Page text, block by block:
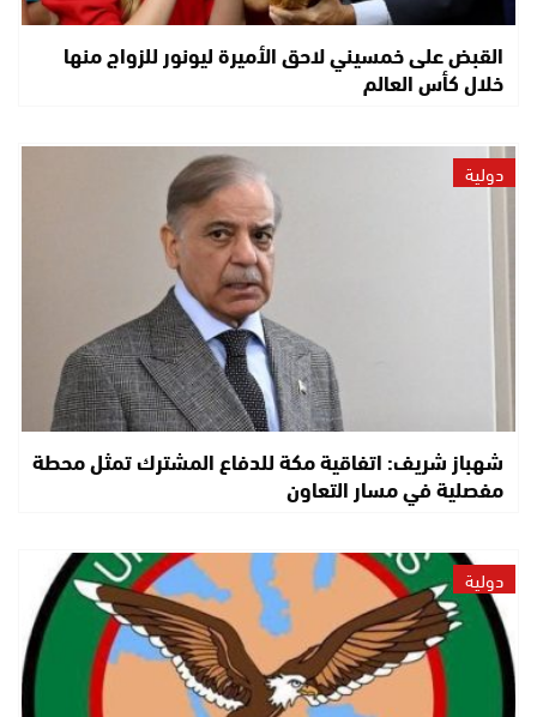
القبض على خمسيني لاحق الأميرة ليونور للزواج منها
خلال كأس العالم
دولية
شهباز شريف: اتفاقية مكة للدفاع المشترك تمثل محطة
مفصلية في مسار التعاون
دولية